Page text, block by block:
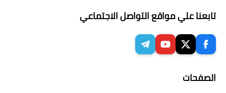
تابعنا علي مواقع التواصل الاجتماعي
الصفحات